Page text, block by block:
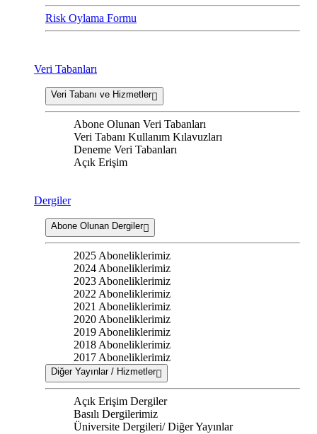
Risk Oylama Formu
Veri Tabanları
Veri Tabanı ve Hizmetler
Abone Olunan Veri Tabanları
Veri Tabanı Kullanım Kılavuzları
Deneme Veri Tabanları
Açık Erişim
Dergiler
Abone Olunan Dergiler
2025 Aboneliklerimiz
2024 Aboneliklerimiz
2023 Aboneliklerimiz
2022 Aboneliklerimiz
2021 Aboneliklerimiz
2020 Aboneliklerimiz
2019 Aboneliklerimiz
2018 Aboneliklerimiz
2017 Aboneliklerimiz
Diğer Yayınlar / Hizmetler
Açık Erişim Dergiler
Basılı Dergilerimiz
Üniversite Dergileri/ Diğer Yayınlar